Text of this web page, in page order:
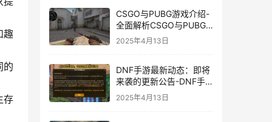
趣
的
存
CSGO与PUBG游戏介绍-
全面解析CSGO与PUBG
这两款热门射击游戏
2025年4月13日
DNF手游最新动态：即将
来袭的更新公告-DNF手
游最新消息与更新时间表
2025年4月13日